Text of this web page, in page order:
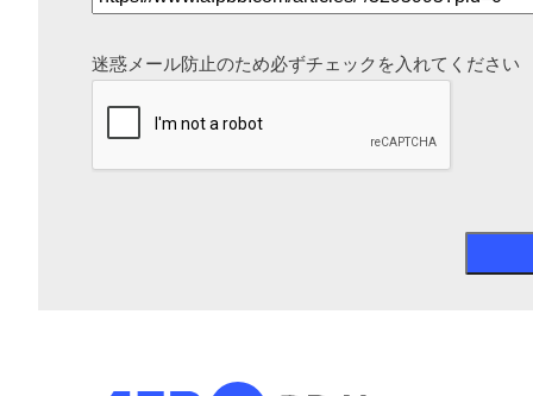
迷惑メール防止のため必ずチェックを入れてください